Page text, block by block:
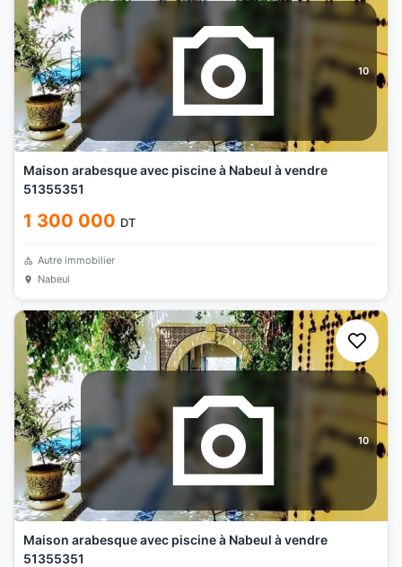
10
Maison arabesque avec piscine à Nabeul à vendre
51355351
1 300 000 DT
Autre immobilier
Nabeul
10
Maison arabesque avec piscine à Nabeul à vendre
51355351